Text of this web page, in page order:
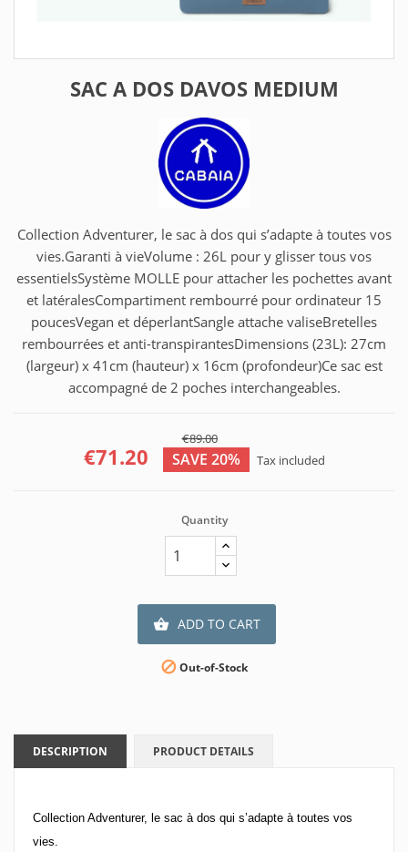
SAC A DOS DAVOS MEDIUM
Collection Adventurer, le sac à dos qui s’adapte à toutes vos
vies.Garanti à vieVolume : 26L pour y glisser tous vos
essentielsSystème MOLLE pour attacher les pochettes avant
et latéralesCompartiment rembourré pour ordinateur 15
poucesVegan et déperlantSangle attache valiseBretelles
rembourrées et anti-transpirantesDimensions (23L): 27cm
(largeur) x 41cm (hauteur) x 16cm (profondeur)Ce sac est
accompagné de 2 poches interchangeables.
€89.00
€71.20 SAVE 20% Tax included
Quantity
 ADD TO CART
Out-of-Stock
DESCRIPTION PRODUCT DETAILS
Collection Adventurer, le sac à dos qui s’adapte à toutes vos
vies.